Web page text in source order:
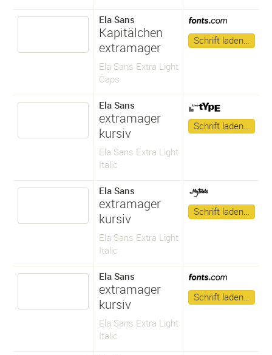
Ela Sans
Kapitälchen
extramager
Ela Sans Extra Light
Caps
Schrift laden…
Ela Sans
extramager
kursiv
Ela Sans Extra Light
Italic
Schrift laden…
Ela Sans
extramager
kursiv
Ela Sans Extra Light
Italic
Schrift laden…
Ela Sans
extramager
kursiv
Ela Sans Extra Light
Italic
Schrift laden…